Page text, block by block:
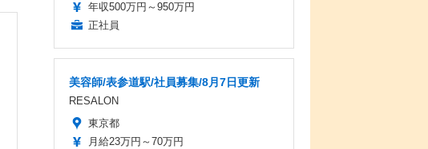
年収500万円～950万円
正社員
美容師/表参道駅/社員募集/8月7日更新
RESALON
東京都
月給23万円～70万円